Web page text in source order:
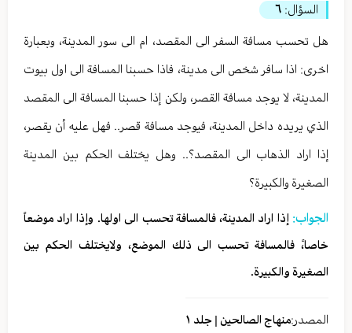
السؤال: ٦
هل تحسب مسافة السفر الى المقصد، ام الى سور المدينة، وبعبارة
اخرى: اذا سافر شخص الى مدينة، فاذا حسبنا المسافة الى اول بيوت
المدينة، لا يوجد مسافة القصر، ولكن إذا حسبنا المسافة الى المقصد
الذي يريده داخل المدينة، فيوجد مسافة قصر.. فهل عليه أن يقصر،
إذا اراد الذهاب الى المقصد؟.. وهل يختلف الحكم بين المدينة
الصغيرة والكبيرة؟
الجواب: إذا اراد المدينة، فالمسافة تحسب الى اولها. وإذا اراد موضعاً
خاصا،ً فالمسافة تحسب الى ذلك الموضع، ولايختلف الحكم بين
الصغيرة والكبيرة.
المصدر:منهاج الصالحين | جلد ١